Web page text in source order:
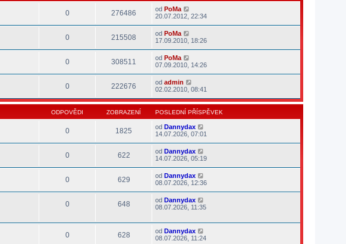
0 276486 od PoMa
20.07.2012, 22:34
0 215508 od PoMa
17.09.2010, 18:26
0 308511 od PoMa
07.09.2010, 14:26
0 222676 od admin
02.02.2010, 08:41
ODPOVĚDI ZOBRAZENÍ POSLEDNÍ PŘÍSPĚVEK
0 1825 od Dannydax
14.07.2026, 07:01
0 622 od Dannydax
14.07.2026, 05:19
0 629 od Dannydax
08.07.2026, 12:36
0 648 od Dannydax
08.07.2026, 11:35
0 628 od Dannydax
08.07.2026, 11:24